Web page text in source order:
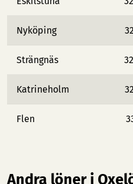
Nyköping
Strängnäs
Katrineholm
Flen
Andra löner i